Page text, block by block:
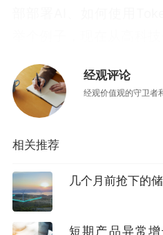
工发放相当于工资一
Token额度，推动他们在
理还为时尚早，因为AI在
要更多探索和尝试，摸
钩。更何况，这种尝试
员工能训练AI完成既有
经观评论
经观价值观的守卫者
相关推荐
几个月前抢下的
短期产品异常